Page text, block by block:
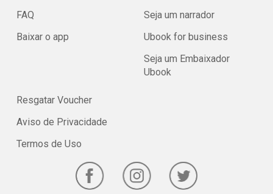
FAQ
Baixar o app
Seja um narrador
Ubook for business
Seja um Embaixador
Ubook
Resgatar Voucher
Aviso de Privacidade
Termos de Uso